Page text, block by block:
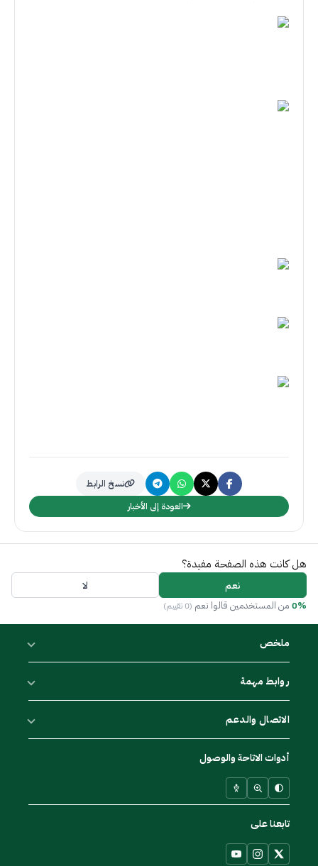
نسخ الرابط
العودة إلى الأخبار
هل كانت هذه الصفحة مفيدة؟
نعم لا
0% من المستخدمين قالوا نعم (0 تقييم)
ملخص
روابط مهمة
الاتصال والدعم
أدوات الاتاحة والوصول
تابعنا على